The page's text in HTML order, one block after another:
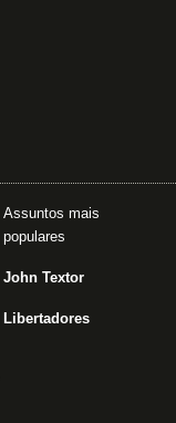
Assuntos mais
populares
John Textor
Libertadores